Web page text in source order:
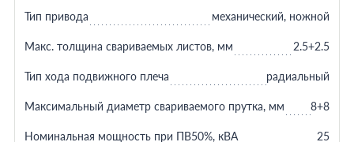
Тип привода механический, ножной
Макс. толщина свариваемых листов, мм 2.5+2.5
Тип хода подвижного плеча радиальный
Максимальный диаметр свариваемого прутка, мм 8+8
Номинальная мощность при ПВ50%, кВА 25